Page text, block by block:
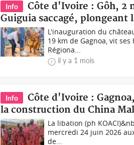
Info
Côte d'Ivoire : Gôh, 2
Guiguia saccagé, plongeant
L'inauguration du
19 km de Gagnoa, vit
Régiona...
il y a 1 mois
Info
Côte d'Ivoire :
la construction du China
La libation (ph
mercredi 24 juin 2026
de...